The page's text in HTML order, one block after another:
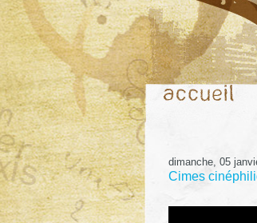
dimanche, 05
Cimes